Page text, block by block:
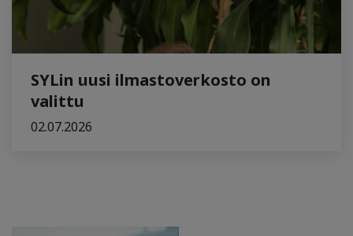
SYLin uusi ilmastoverkosto on
valittu
02.07.2026